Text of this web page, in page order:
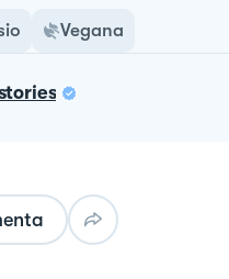
Vegana